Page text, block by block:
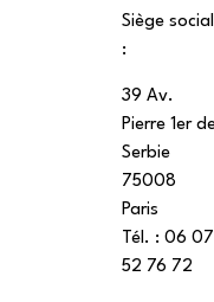
Siège social
:
39 Av.
Pierre 1er
Serbie
75008
Paris
Tél. : ‭06 07
52 76 72